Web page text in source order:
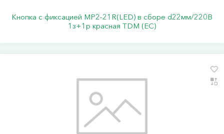
Кнопка с фиксацией MP2-21R(LED) в сборе d22мм/220В
1з+1р красная TDM (ЕС)